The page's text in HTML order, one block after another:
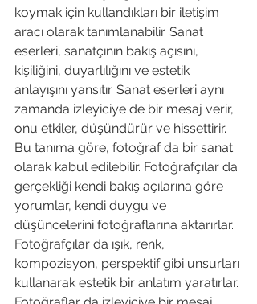
koymak için kullandıkları bir iletişim
aracı olarak tanımlanabilir. Sanat
eserleri, sanatçının bakış açısını,
kişiliğini, duyarlılığını ve estetik
anlayışını yansıtır. Sanat eserleri aynı
zamanda izleyiciye de bir mesaj verir,
onu etkiler, düşündürür ve hissettirir.
Bu tanıma göre, fotoğraf da bir sanat
olarak kabul edilebilir. Fotoğrafçılar da
gerçekliği kendi bakış açılarına göre
yorumlar, kendi duygu ve
düşüncelerini fotoğraflarına aktarırlar.
Fotoğrafçılar da ışık, renk,
kompozisyon, perspektif gibi unsurları
kullanarak estetik bir anlatım yaratırlar.